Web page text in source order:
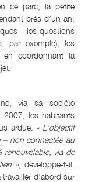
ce parc, la petite
près d’un an,
– les questions
par exemple), les
coordonnant la
via sa société
2007, les habitants
ardue. « L’objectif
– non connectée au
via de
» , développe-t-il.
d’abord sur